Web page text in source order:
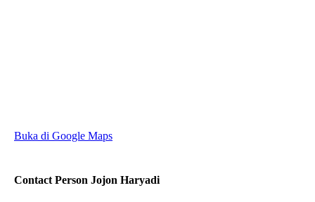
Buka di Google Maps
Contact Person Jojon Haryadi